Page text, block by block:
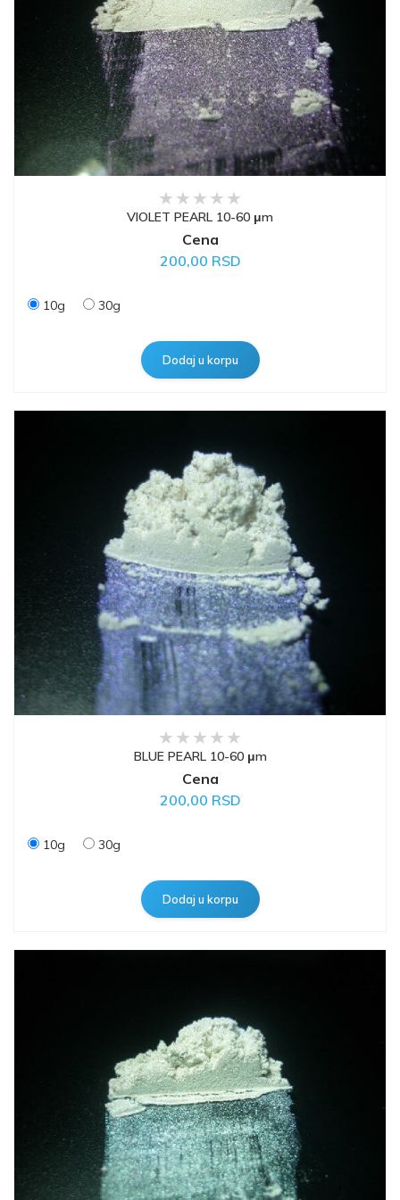
VIOLET PEARL 10-60 μm
Cena
200,00 RSD
10g 30g
BLUE PEARL 10-60 μm
Cena
200,00 RSD
10g 30g